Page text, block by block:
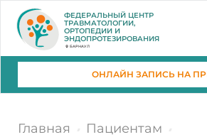
ФЕДЕРАЛЬНЫЙ ЦЕНТР
ТРАВМАТОЛОГИИ,
ОРТОПЕДИИ И
ЭНДОПРОТЕЗИРОВАНИЯ
БАРНАУЛ
ОНЛАЙН ЗАПИСЬ НА
Главная
Пациентам